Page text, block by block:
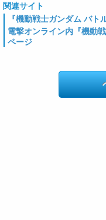
関連サイト
『機動戦士ガンダム バト
電撃オンライン内『機動
ページ